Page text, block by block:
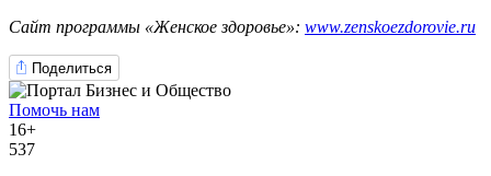
Сайт программы «Женское здоровье»: www.zenskoezdorovie.ru
Поделиться
Помочь нам
16+
537